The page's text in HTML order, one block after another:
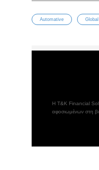
Automative Global
Η T&K Financial
αφοσιωμένων στη